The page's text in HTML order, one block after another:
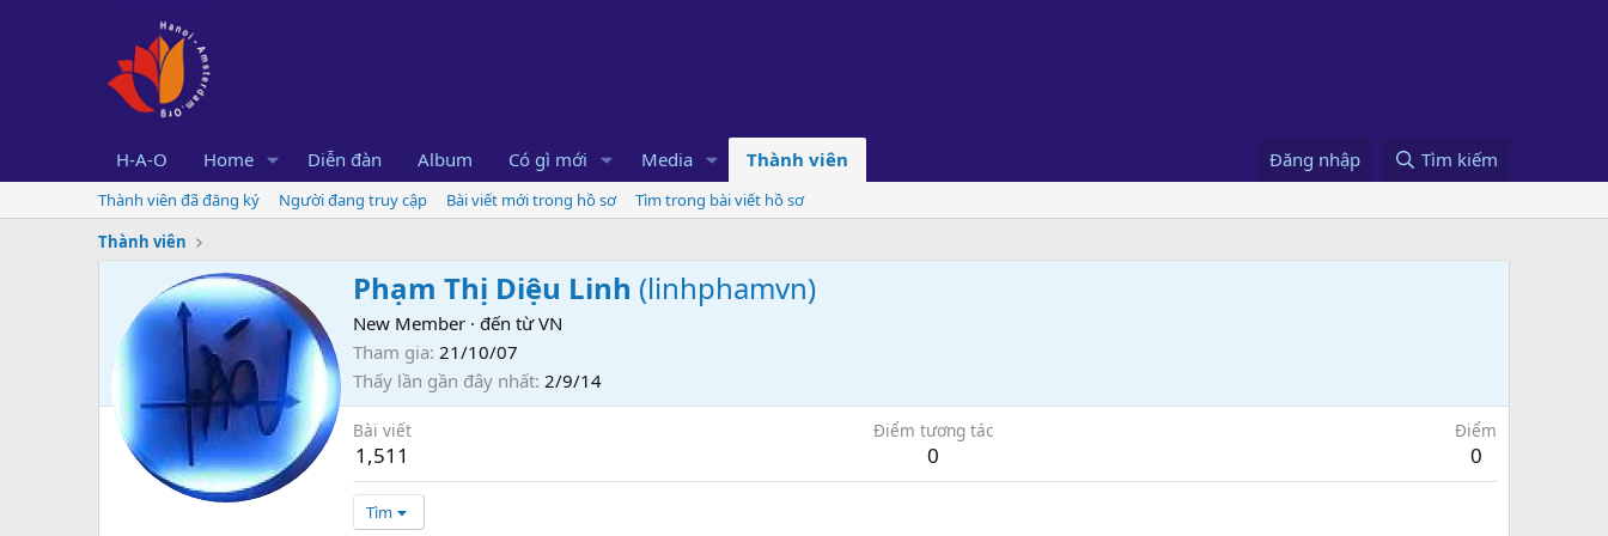
H-A-O Home Diễn đàn Album Có gì mới Media Thành viên Đăng nhập Tìm kiếm
Thành viên đã đăng ký Người đang truy cập Bài viết mới trong hồ sơ
Tìm trong bài viết hồ sơ
Thành viên
Phạm Thị Diệu Linh (linhphamvn)
New Member · đến từ VN
Tham gia 21/10/07
Thấy lần gần đây nhất 2/9/14
Bài viết
1,511
Điểm tương tác
0
Điểm
0
Tìm